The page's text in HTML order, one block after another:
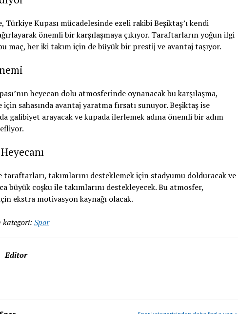
Türkiye Kupası mücadelesinde ezeli rakibi Beşiktaş’ı kendi
önemli bir karşılaşmaya çıkıyor. Taraftarların yoğun ilgi
maç, her iki takım için de büyük bir prestij ve avantaj taşıyor.
heyecan dolu atmosferinde oynanacak bu karşılaşma,
için sahasında avantaj yaratma fırsatı sunuyor. Beşiktaş ise
galibiyet arayacak ve kupada ilerlemek adına önemli bir adım
taraftarları, takımlarını desteklemek için stadyumu dolduracak ve
büyük coşku ile takımlarını destekleyecek. Bu atmosfer,
ekstra motivasyon kaynağı olacak.
kategori: Spor
Editor